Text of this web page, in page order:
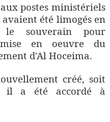
postes ministériels
été limogés en
souverain pour
en oeuvre du
d'Al Hoceima.
créé, soit
il a été accordé à